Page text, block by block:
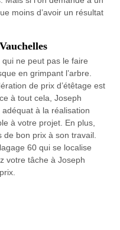
moins d’avoir un résultat
ne peut pas le faire
en grimpant l’arbre.
de prix d’étêtage est
à tout cela, Joseph
à la réalisation
à votre projet. En plus,
de bon prix à son travail.
60 qui se localise
votre tâche à Joseph